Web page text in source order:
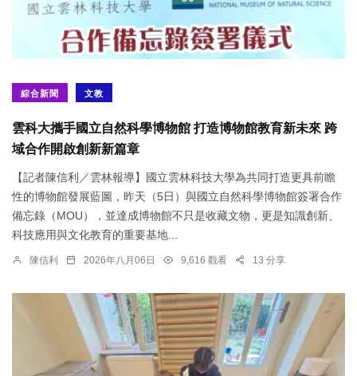
綜合新聞 文教
雲科大攜手國立自然科學博物館 打造博物館教育新未來 跨
域合作開啟創新新篇章
【記者陳信利／雲林報導】國立雲林科技大學為共同打造更具前瞻
性的博物館發展藍圖，昨天（5日）與國立自然科學博物館簽署合作
備忘錄（MOU），並達成博物館不只是收藏文物，更是知識創新、
科技應用與文化教育的重要基地...
陳信利 2026年八月06日 9,616 觀看 13 分享